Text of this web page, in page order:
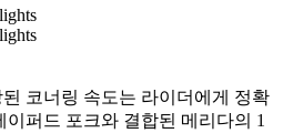
코너링 속도는 라이더에게 정확
퍼드 포크와 결합된 메리다의 1